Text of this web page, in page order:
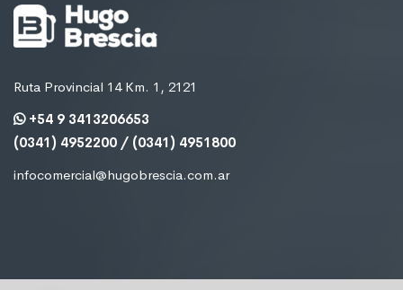
Ruta Provincial 14 Km. 1, 2121
+54 9 3413206653
(0341) 4952200 / (0341) 4951800
infocomercial@hugobrescia.com.ar